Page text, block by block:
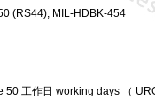
(RS44) MIL-HDBK-454
工作日 working days （